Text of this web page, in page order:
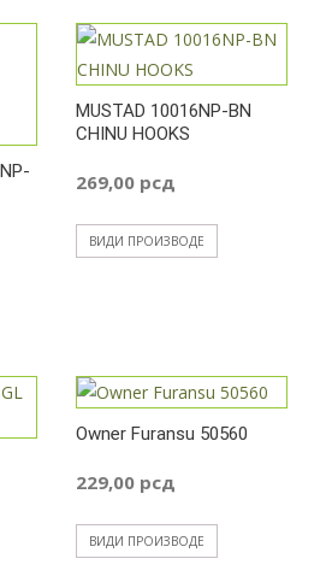
рсд
рсд
MUSTAD 10016NP-BN
CHINU HOOKS
269,00 рсд
ВИДИ ПРОИЗВОДЕ
Owner Furansu 50560
229,00 рсд
ВИДИ ПРОИЗВОДЕ